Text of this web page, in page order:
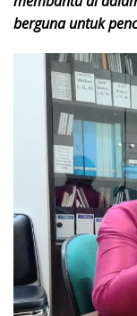
berguna untuk